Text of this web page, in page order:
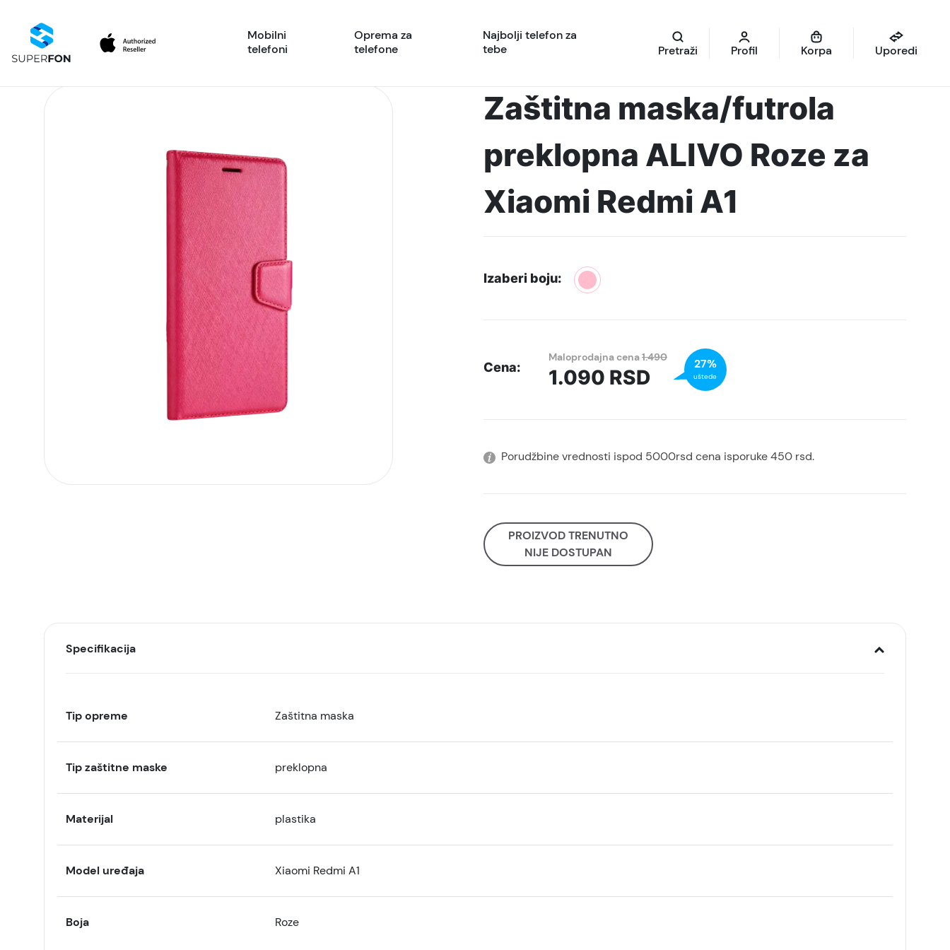
Mobilni
telefoni
Oprema za
telefone
Najbolji telefon za
tebe
Pretraži Profil Korpa Uporedi
Zaštitna maska/futrola
preklopna ALIVO Roze za
Xiaomi Redmi A1
Izaberi boju:
Cena:
Maloprodajna cena1.490
1.090 RSD
27%
uštede
Porudžbine vrednosti ispod 5000rsd cena isporuke 450 rsd.
PROIZVOD TRENUTNO
NIJE DOSTUPAN
Specifikacija
Tip opreme Zaštitna maska
Tip zaštitne maske preklopna
Materijal plastika
Model uređaja Xiaomi Redmi A1
Boja Roze